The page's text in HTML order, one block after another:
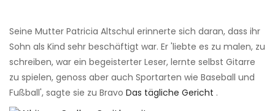
Seine Mutter Patricia Altschul erinnerte sich daran, dass ihr
Sohn als Kind sehr beschäftigt war. Er 'liebte es zu malen, zu
schreiben, war ein begeisterter Leser, lernte selbst Gitarre
zu spielen, genoss aber auch Sportarten wie Baseball und
Fußball', sagte sie zu Bravo Das tägliche Gericht .